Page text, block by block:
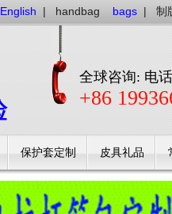
English | handbag bags | 制
全球咨询: 电话
+86
保护套定制 皮具礼品